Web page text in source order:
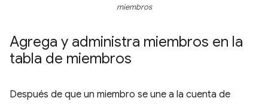
miembros
Agrega y administra miembros en la
tabla de miembros
Después de que un miembro se une a la cuenta de